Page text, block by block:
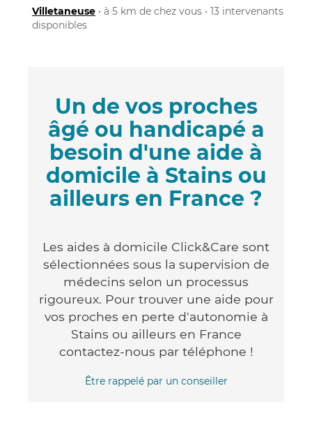
Villetaneuse • à 5 km de chez vous • 13 intervenants
disponibles
Un de vos proches
âgé ou handicapé a
besoin d'une aide à
domicile à Stains ou
ailleurs en France ?
Les aides à domicile Click&Care sont
sélectionnées sous la supervision de
médecins selon un processus
rigoureux. Pour trouver une aide pour
vos proches en perte d'autonomie à
Stains ou ailleurs en France
contactez-nous par téléphone !
Être rappelé par un conseiller